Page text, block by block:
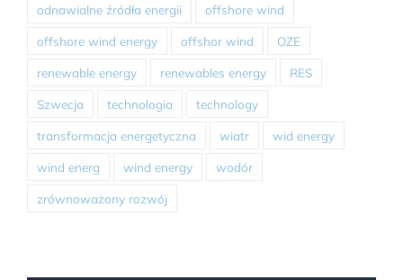
odnawialne źródła energii offshore wind
offshore wind energy offshor wind OZE
renewable energy renewables energy RES
Szwecja technologia technology
transformacja energetyczna wiatr wid energy
wind energ wind energy wodór
zrównoważony rozwój